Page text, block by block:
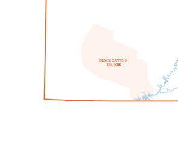
BRYCECANYON
REGICH
ON